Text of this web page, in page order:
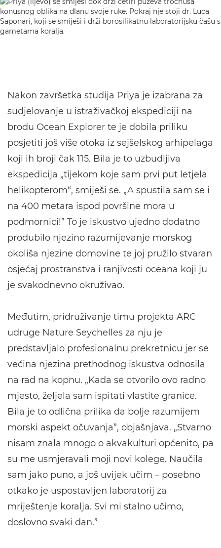
Nakon završetka studija Priya je izabrana za
sudjelovanje u istraživačkoj ekspediciji na
brodu Ocean Explorer te je dobila priliku
posjetiti još više otoka iz sejšelskog arhipelaga
koji ih broji čak 115. Bila je to uzbudljiva
ekspedicija „tijekom koje sam prvi put letjela
helikopterom“, smiješi se. „A spustila sam se i
na 400 metara ispod površine mora u
podmornici!” To je iskustvo ujedno dodatno
produbilo njezino razumijevanje morskog
okoliša njezine domovine te joj pružilo stvaran
osjećaj prostranstva i ranjivosti oceana koji ju
je svakodnevno okruživao.
Međutim, pridruživanje timu projekta ARC
udruge Nature Seychelles za nju je
predstavljalo profesionalnu prekretnicu jer se
većina njezina prethodnog iskustva odnosila
na rad na kopnu. „Kada se otvorilo ovo radno
mjesto, željela sam ispitati vlastite granice.
Bila je to odlična prilika da bolje razumijem
morski aspekt očuvanja”, objašnjava. „Stvarno
nisam znala mnogo o akvakulturi općenito, pa
su me usmjeravali moji novi kolege. Naučila
sam jako puno, a još uvijek učim – posebno
otkako je uspostavljen laboratorij za
mriještenje koralja. Svi mi stalno učimo,
doslovno svaki dan.”